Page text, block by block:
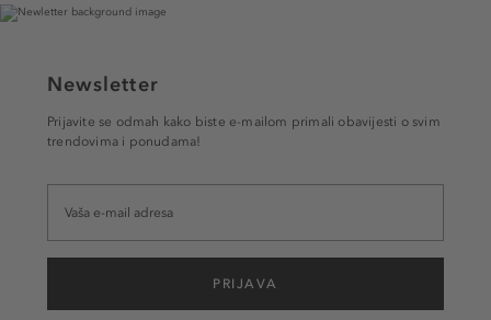
Newsletter
Prijavite se odmah kako biste e-mailom primali obavijesti o svim
trendovima i ponudama!
PRIJAVA